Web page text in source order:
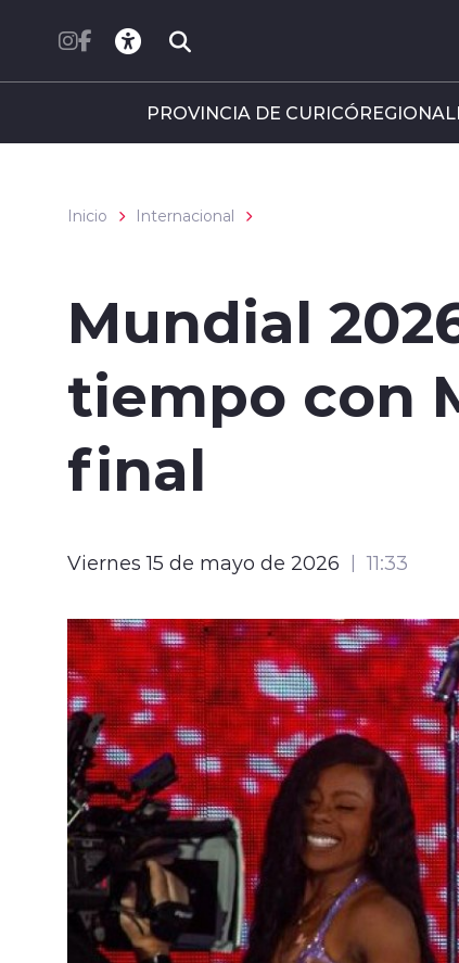
PROVINCIA DE CURICÓ
Inicio Internacional
Mundial
tiempo con
final
Viernes 15 de mayo de 2026 11:33